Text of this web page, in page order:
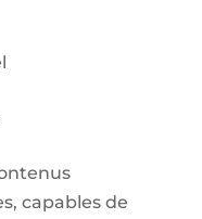
capables de